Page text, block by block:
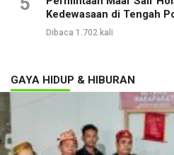
Kedewasaan di Tengah
Dibaca 1.702 kali
GAYA HIDUP & HIBURAN